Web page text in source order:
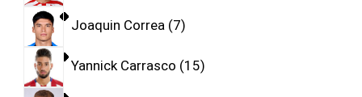
Joaquin Correa 7
Yannick Carrasco 15